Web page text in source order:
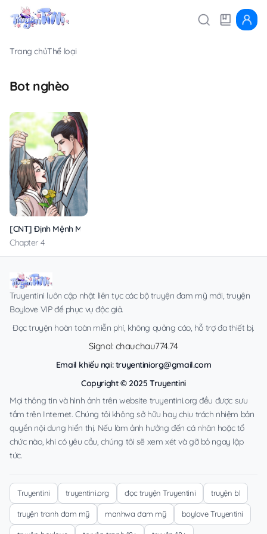
Trang chủThể loại
Bot nghèo
[CNT] Định Mệnh Mùa Đông
Chapter 4
Truyentini luôn cập nhật liên tục các bộ truyện đam mỹ mới, truyện
Boylove VIP để phục vụ độc giả.
Đọc truyện hoàn toàn miễn phí, không quảng cáo, hỗ trợ đa thiết bị.
Signal: chauchau774.74
Email khiếu nại:truyentiniorg@gmail.com
Copyright © 2025 Truyentini
Mọi thông tin và hình ảnh trên website truyentini.org đều được sưu
tầm trên Internet. Chúng tôi không sở hữu hay chịu trách nhiệm bản
quyền nội dung hiển thị. Nếu làm ảnh hưởng đến cá nhân hoặc tổ
chức nào, khi có yêu cầu, chúng tôi sẽ xem xét và gỡ bỏ ngay lập
tức.
Truyentini truyentini.org đọc truyện Truyentini truyện bl
truyện tranh đam mỹ manhwa đam mỹ boylove Truyentini